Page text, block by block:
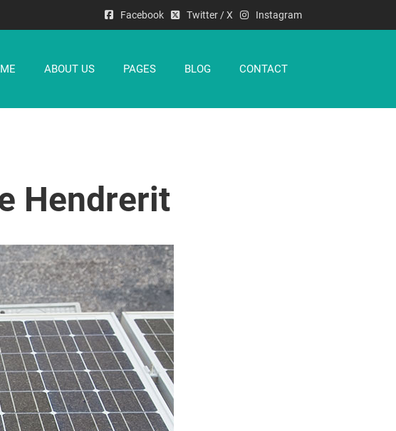
Facebook Twitter / X Instagram
ABOUT US PAGES BLOG CONTACT
Hendrerit